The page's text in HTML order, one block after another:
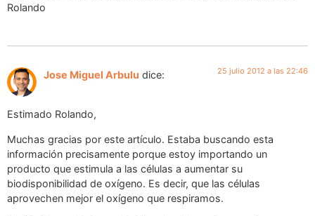
Rolando
Jose Miguel Arbulu dice: 25 julio 2012 a las 22:46
Estimado Rolando,
Muchas gracias por este artículo. Estaba buscando esta
información precisamente porque estoy importando un
producto que estimula a las células a aumentar su
biodisponibilidad de oxígeno. Es decir, que las células
aprovechen mejor el oxígeno que respiramos.